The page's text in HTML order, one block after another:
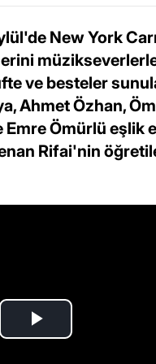
New York
ve besteler
Ahmet Özhan,
Ömürlü eşlik
Rifai'nin